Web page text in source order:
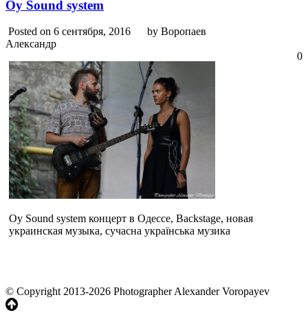
Oy Sound system
Posted on 6 сентября, 2016
by Воропаев
Александр
0
Oy Sound system концерт в Одессе, Backstage, новая
украинская музыка, сучасна українська музика
© Copyright 2013-2026 Photographer Alexander Voropayev